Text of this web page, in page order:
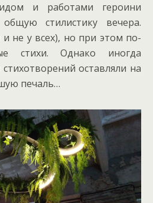
и работами героини
стилистику вечера.
не у всех), но при этом по-
стихи. Однако иногда
оставляли на
печаль…